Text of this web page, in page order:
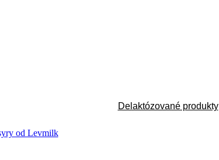
Delaktózované produkty